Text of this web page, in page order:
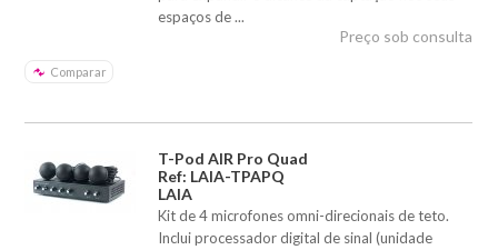
espaços de ...
Comparar
Preço sob consulta
T-Pod AIR Pro Quad
Ref: LAIA-TPAPQ
LAIA
Kit de 4 microfones omni-direcionais de teto.
Inclui processador digital de sinal (unidade